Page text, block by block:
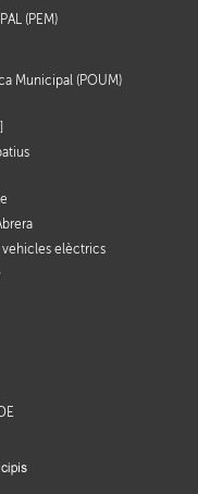
(PEM)
Municipal (POUM)
]
vehicles elèctrics